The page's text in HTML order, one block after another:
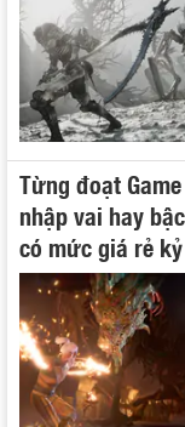
Từng đoạt
nhập vai hay
có mức giá rẻ